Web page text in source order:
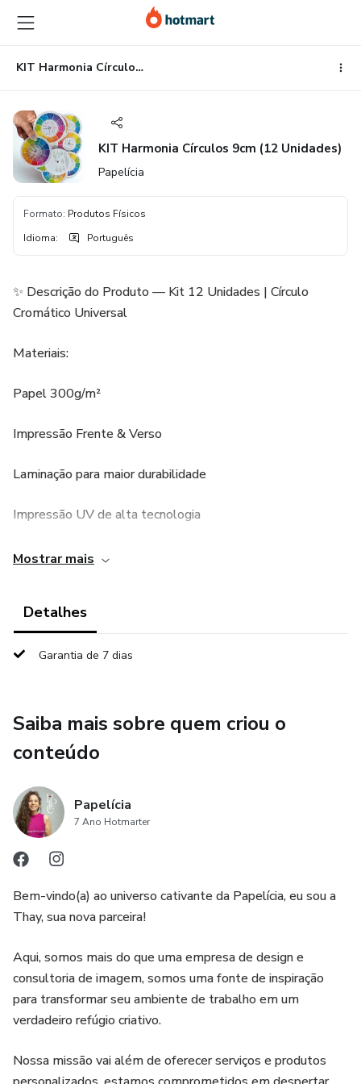
para
o
conteúdo
principal
para
o
pagamento
para
o
rodapé
KIT Harmonia Círculos 9cm (12 Unidades)
KIT Harmonia Círculos 9cm (12 Unidades)
Papelícia
Formato: Produtos Físicos
Idioma: Português
✨ Descrição do Produto — Kit 12 Unidades | Círculo
Cromático Universal
Materiais:
Papel 300g/m²
Impressão Frente & Verso
Laminação para maior durabilidade
Impressão UV de alta tecnologia
Fixação com ilhós prateado (niquelado)
📦 O QUE É ESTE PRODUTO
de imagem, maquiadores e profissionais da área criativa
para compor combinações de cores com praticidade,
rapidez e precisão.
👉 Este modelo NÃO é personalizado.
Ele já vem pronto no padrão oficial Papelícia — limpo,
prático e funcional.
🎨 COMO FUNCIONA
Um disco inferior com as cores organizadas
Um disco superior (móvel) que gira por meio do ilhós
A partir da rotação do disco central, é possível visualizar e
Mostrar mais
Detalhes
Garantia de 7 dias
Saiba mais sobre quem criou o
conteúdo
Papelícia
7 Ano Hotmarter
Bem-vindo(a) ao universo cativante da Papelícia, eu sou a
Thay, sua nova parceira!
Aqui, somos mais do que uma empresa de design e
consultoria de imagem, somos uma fonte de inspiração
para transformar seu ambiente de trabalho em um
verdadeiro refúgio criativo.
Nossa missão vai além de oferecer serviços e produtos